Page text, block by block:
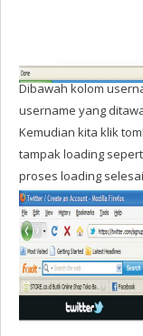
Dibawah kolom
username yang
Kemudian kita klik
tampak loading
proses loading